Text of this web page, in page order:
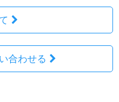
合わせる